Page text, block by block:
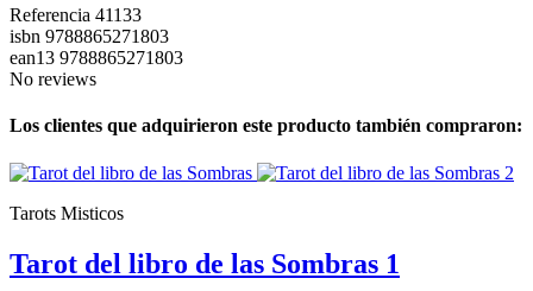
Referencia 41133
isbn 9788865271803
ean13 9788865271803
No reviews
Los clientes que adquirieron este producto también compraron:
Tarots Misticos
Tarot del libro de las Sombras 1